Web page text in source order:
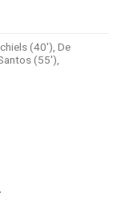
(40′), De
(55′),
.